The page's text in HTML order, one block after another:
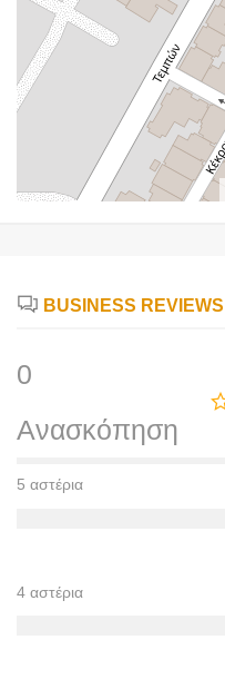
BUSINESS REVIEWS
0
Ανασκόπηση
5 αστέρια
4 αστέρια